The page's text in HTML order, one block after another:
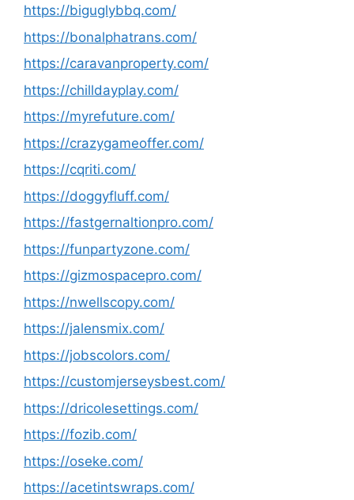
https://biguglybbq.com/
https://bonalphatrans.com/
https://caravanproperty.com/
https://chilldayplay.com/
https://myrefuture.com/
https://crazygameoffer.com/
https://cqriti.com/
https://doggyfluff.com/
https://fastgernaltionpro.com/
https://funpartyzone.com/
https://gizmospacepro.com/
https://nwellscopy.com/
https://jalensmix.com/
https://jobscolors.com/
https://customjerseysbest.com/
https://dricolesettings.com/
https://fozib.com/
https://oseke.com/
https://acetintswraps.com/